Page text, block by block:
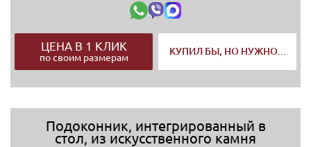
ЦЕНА В 1 КЛИК
по своим размерам
КУПИЛ БЫ, НО НУЖНО...
Подоконник, интегрированный в
стол, из искусственного камня